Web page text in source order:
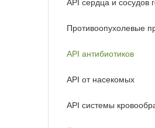
API антибиотиков
API от насекомых
API системы